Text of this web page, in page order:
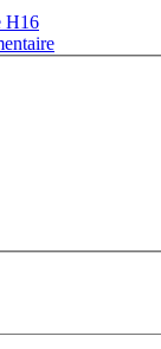
H16